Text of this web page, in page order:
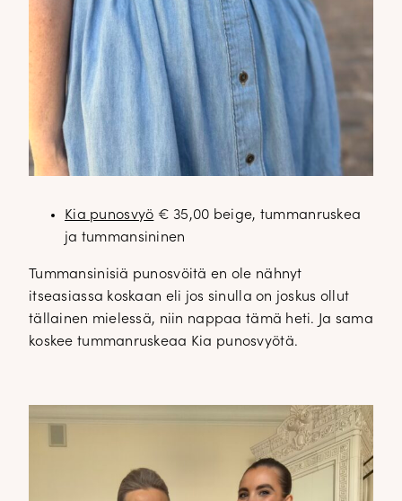
Kia punosvyö € 35,00 beige, tummanruskea
ja tummansininen
Tummansinisiä punosvöitä en ole nähnyt
itseasiassa koskaan eli jos sinulla on joskus ollut
tällainen mielessä, niin nappaa tämä heti. Ja sama
koskee tummanruskeaa Kia punosvyötä.